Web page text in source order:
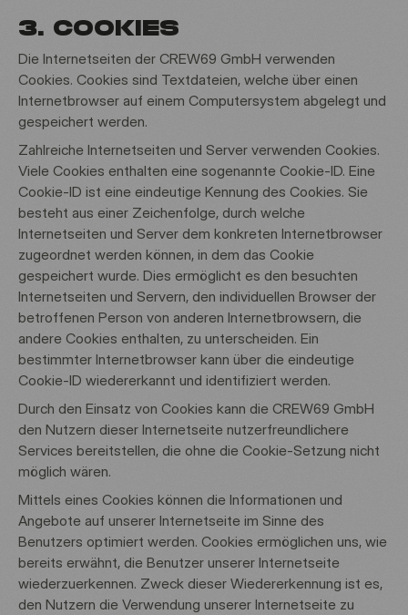
3. COOKIES
Die Internetseiten der CREW69 GmbH verwenden
Cookies. Cookies sind Textdateien, welche über einen
Internetbrowser auf einem Computersystem abgelegt und
gespeichert werden.
Zahlreiche Internetseiten und Server verwenden Cookies.
Viele Cookies enthalten eine sogenannte Cookie-ID. Eine
Cookie-ID ist eine eindeutige Kennung des Cookies. Sie
besteht aus einer Zeichenfolge, durch welche
Internetseiten und Server dem konkreten Internetbrowser
zugeordnet werden können, in dem das Cookie
gespeichert wurde. Dies ermöglicht es den besuchten
Internetseiten und Servern, den individuellen Browser der
betroffenen Person von anderen Internetbrowsern, die
andere Cookies enthalten, zu unterscheiden. Ein
bestimmter Internetbrowser kann über die eindeutige
Cookie-ID wiedererkannt und identifiziert werden.
Durch den Einsatz von Cookies kann die CREW69 GmbH
den Nutzern dieser Internetseite nutzerfreundlichere
Services bereitstellen, die ohne die Cookie-Setzung nicht
möglich wären.
Mittels eines Cookies können die Informationen und
Angebote auf unserer Internetseite im Sinne des
Benutzers optimiert werden. Cookies ermöglichen uns, wie
bereits erwähnt, die Benutzer unserer Internetseite
wiederzuerkennen. Zweck dieser Wiedererkennung ist es,
den Nutzern die Verwendung unserer Internetseite zu